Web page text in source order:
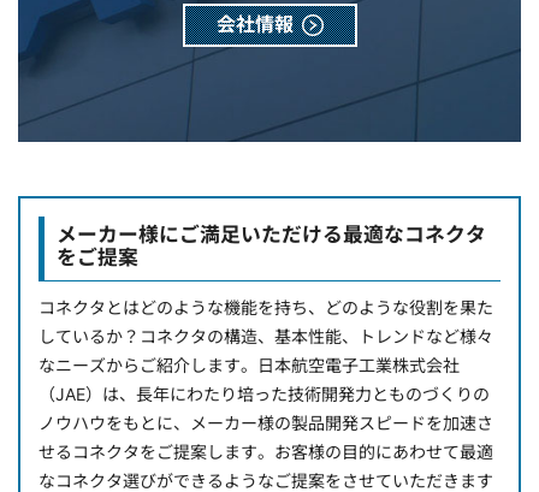
会社情報
メーカー様にご満足いただける最適なコネクタ
をご提案
コネクタとはどのような機能を持ち、どのような役割を果た
しているか？コネクタの構造、基本性能、トレンドなど様々
なニーズからご紹介します。日本航空電子工業株式会社
（JAE）は、長年にわたり培った技術開発力とものづくりの
ノウハウをもとに、メーカー様の製品開発スピードを加速さ
せるコネクタをご提案します。お客様の目的にあわせて最適
なコネクタ選びができるようなご提案をさせていただきます